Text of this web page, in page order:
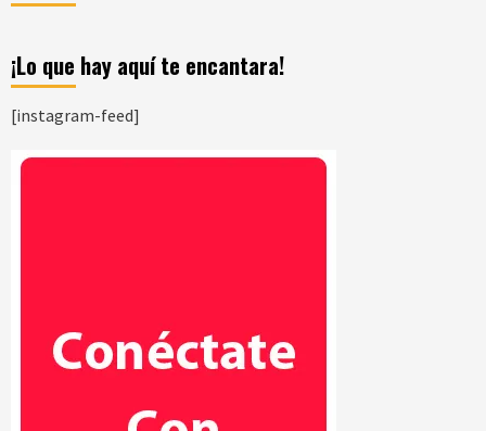
¡Lo que hay aquí te encantara!
[instagram-feed]